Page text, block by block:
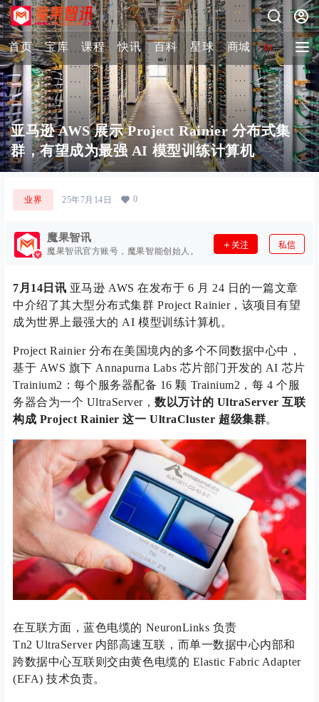
首页 宝库 课程 快讯 百科 星球 商城 image-2
亚马逊 AWS 展示 Project Rainier 分布式集
群，有望成为最强 AI 模型训练计算机
业界 25年7月14日 0
魔果智讯
魔果智讯官方账号，魔果智能创始人。
关注 私信
7月14日讯 亚马逊 AWS 在发布于 6 月 24 日的一篇文章
中介绍了其大型分布式集群 Project Rainier，该项目有望
成为世界上最强大的 AI 模型训练计算机。
Project Rainier 分布在美国境内的多个不同数据中心中，
基于 AWS 旗下 Annapurna Labs 芯片部门开发的 AI 芯片
Trainium2：每个服务器配备 16 颗 Trainium2，每 4 个服
务器合为一个 UltraServer，数以万计的 UltraServer 互联
构成 Project Rainier 这一 UltraCluster 超级集群。
在互联方面，蓝色电缆的 NeuronLinks 负责
Tn2 UltraServer 内部高速互联，而单一数据中心内部和
跨数据中心互联则交由黄色电缆的 Elastic Fabric Adapter
(EFA) 技术负责。